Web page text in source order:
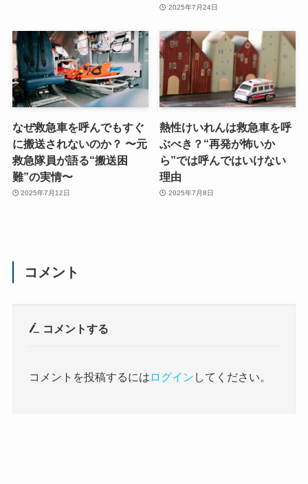
2025年7月24日
なぜ救急車を呼んでもすぐ
に搬送されないのか？ 〜元
救急隊員が語る“搬送困
難”の実情〜
2025年7月12日
熱性けいれんは救急車を呼
ぶべき？“再発が怖いか
ら”では呼んではいけない
理由
2025年7月8日
コメント
コメントする
コメントを投稿するには ログイン してください。